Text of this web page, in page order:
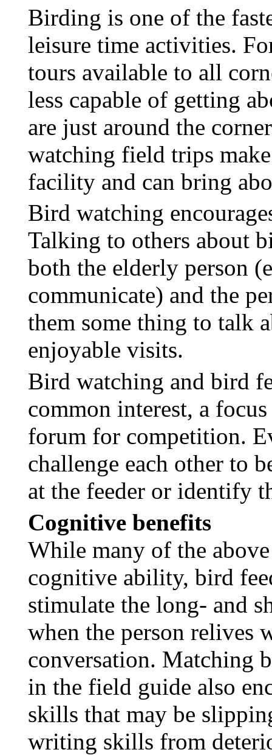
Birding is one of the
leisure time activities.
tours available to all
less capable of getting
are just around the
watching field trips
facility and can bring
Bird watching
Talking to others about
both the elderly person
communicate) and the
them some thing to talk
enjoyable visits.
Bird watching and bird
common interest, a
forum for competition.
challenge each other to
at the feeder or identify
Cognitive benefits
While many of the
cognitive ability, bird
stimulate the long- and
when the person relives
conversation. Matching
in the field guide also
skills that may be
writing skills from